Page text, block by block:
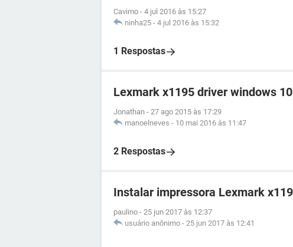
Cavimo - 4 jul 2016 às 15:27
ninha25 - 4 jul 2016 às 15:32
1 Respostas
Lexmark x1195 driver windows
Jonathan - 27 ago 2015 às 17:29
manoelneves - 10 mai 2016 às 11:47
2 Respostas
Instalar impressora Lexmark
paulino - 25 jun 2017 às 12:37
usuário anônimo - 25 jun 2017 às 12:41